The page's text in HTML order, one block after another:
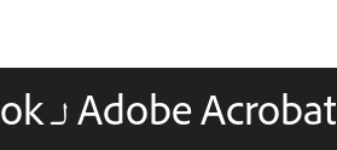
Adobe Acrobat لـ Outlook